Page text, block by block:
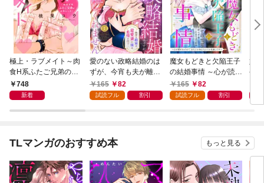
極上・ラブメイト～肉
食H系ふたご兄弟のお
気にいり～
748
新着
愛のない政略結婚のは
ずが、今宵も夫が離し
てくれません～無骨な
将軍は最愛妻に滾る恋
165 82
試読フル 割引
魔女もどきと欠陥王子
の結婚事情 ～心が読め
ちゃうので、あなたの
本心なんてお見通しで
165 82
試読フル 割引
婚
や
た
TLマンガのおすすめ本 もっと見る